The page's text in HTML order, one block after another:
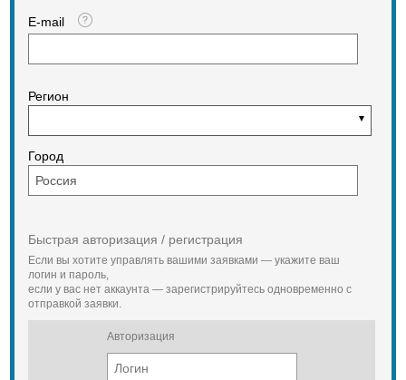
E-mail
Регион
Город
Быстрая авторизация / регистрация
Если вы хотите управлять вашими заявками — укажите ваш
логин и пароль,
если у вас нет аккаунта — зарегистрируйтесь одновременно с
отправкой заявки.
Авторизация